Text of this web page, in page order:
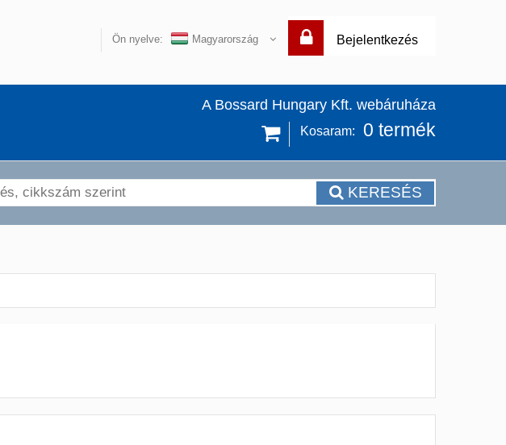
Bejelentkezés
Ön nyelve: Magyarország
A Bossard Hungary Kft. webáruháza
Kosaram: 0 termék
KERESÉS